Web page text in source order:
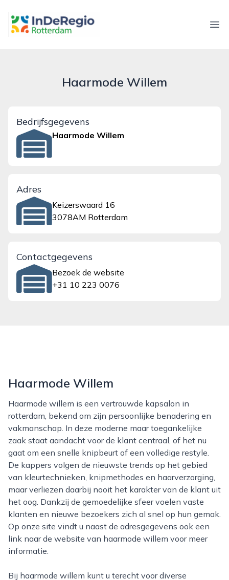
inderegiorotterdam.nl
Haarmode Willem
Bedrijfsgegevens
Haarmode Willem
Adres
Keizerswaard 16
3078AM Rotterdam
Contactgegevens
Bezoek de website
+31 10 223 0076
Haarmode Willem
Haarmode willem is een vertrouwde kapsalon in
rotterdam, bekend om zijn persoonlijke benadering en
vakmanschap. In deze moderne maar toegankelijke
zaak staat aandacht voor de klant centraal, of het nu
gaat om een snelle knipbeurt of een volledige restyle.
De kappers volgen de nieuwste trends op het gebied
van kleurtechnieken, knipmethodes en haarverzorging,
maar verliezen daarbij nooit het karakter van de klant uit
het oog. Dankzij de gemoedelijke sfeer voelen vaste
klanten en nieuwe bezoekers zich al snel op hun gemak.
Op onze site vindt u naast de adresgegevens ook een
link naar de website van haarmode willem voor meer
informatie.
Bij haarmode willem kunt u terecht voor diverse